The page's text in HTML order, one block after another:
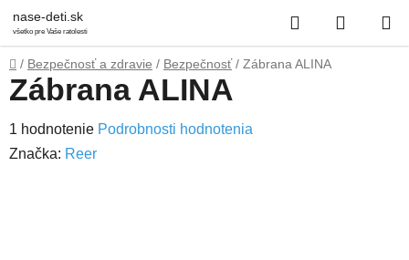
na
obsah
nase-deti.sk
všetko pre Vaše ratolesti
Hľadať
KOŠÍK
Domov
/ Bezpečnosť a zdravie / Bezpečnosť / Zábrana ALINA
Zábrana ALINA
Priemerné
hodnotenie
1 hodnotenie Podrobnosti hodnotenia
Značka: Reer